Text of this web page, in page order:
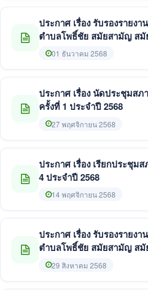
ประกาศ เรื่อง รับรองรายง
ตำบลโพธิ์ชัย สมัยสามัญ สมั
สิงหาคม 2568
01 ธันวาคม 2568
ประกาศ เรื่อง นัดประชุมส
ครั้งที่ 1 ประจำปี 2568
27 พฤศจิกายน 2568
ประกาศ เรื่อง เรียกประชุ
4 ประจำปี 2568
14 พฤศจิกายน 2568
ประกาศ เรื่อง รับรองรายง
ตำบลโพธิ์ชัย สมัยสามัญ สมั
และ 19 สิงหาคม 2568
29 สิงหาคม 2568